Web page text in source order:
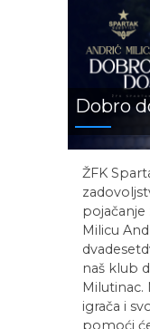
Dobro
ŽFK
pojačanje
Milicu
naš klub
Milutinac.
igrača i
pomoći